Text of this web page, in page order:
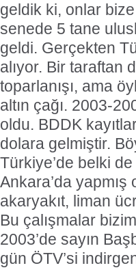
geldik ki, onlar
senede 5 tane
geldi. Gerçekten
alıyor. Bir taraftan
toparlanışı, ama
altın çağı. 2003-
oldu. BDDK
dolara gelmiştir.
Türkiye’de belki
Ankara’da
akaryakıt, liman
Bu çalışmalar
2003’de sayın
gün ÖTV’si